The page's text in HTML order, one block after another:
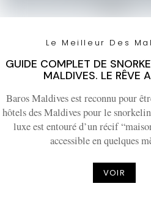
Le Meilleur Des
GUIDE COMPLET DE
MALDIVES. LE RÊVE
Baros Maldives est reconnu pour
hôtels des Maldives pour le
luxe est entouré d’un récif
accessible en quelques
VOIR